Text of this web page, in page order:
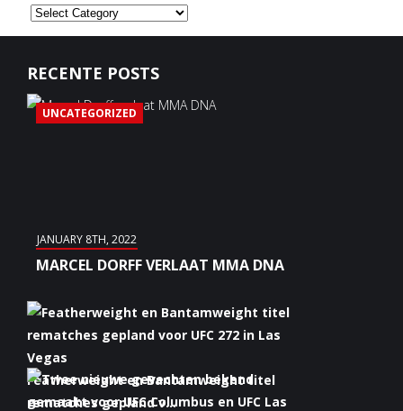
Categorieën
RECENTE POSTS
UNCATEGORIZED
JANUARY 8TH, 2022
MARCEL DORFF VERLAAT MMA DNA
Featherweight en Bantamweight titel
rematches gepland v...